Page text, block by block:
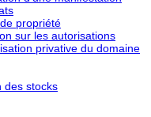
propriété
sur les autorisations
privative du domaine
des stocks